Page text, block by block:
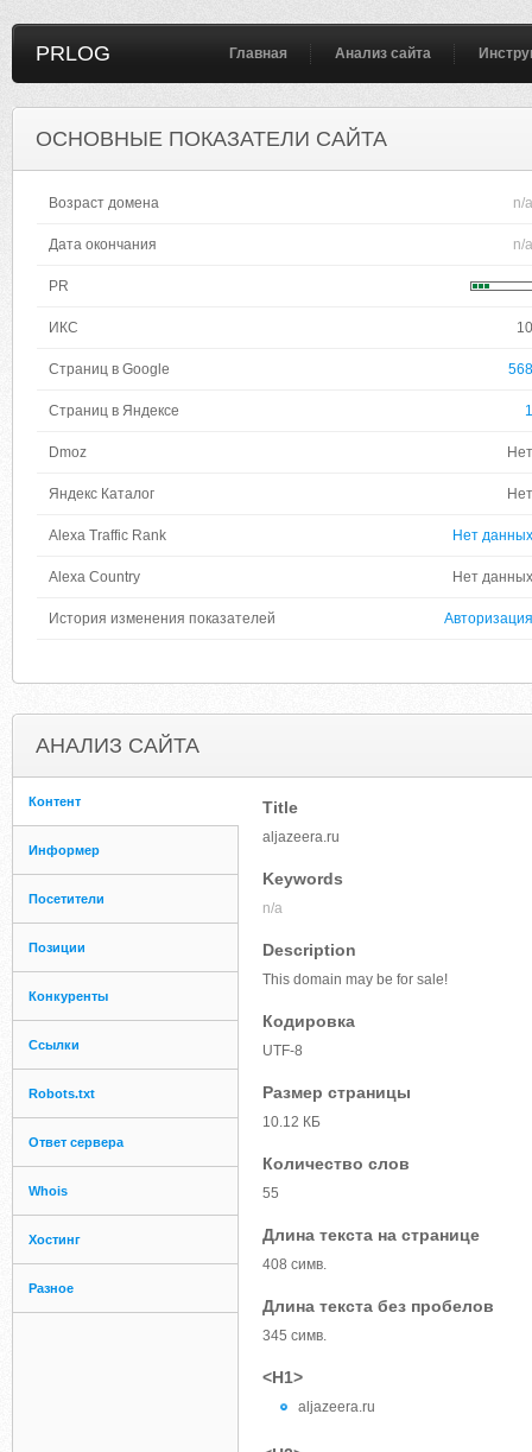
PRLOG Главная Анализ сайта
ОСНОВНЫЕ ПОКАЗАТЕЛИ САЙТА
Возраст домена n/a
Дата окончания n/a
PR
ИКС 10
Страниц в Google 568
Страниц в Яндексе 1
Dmoz Нет
Яндекс Каталог Нет
Alexa Traffic Rank Нет данных
Alexa Country Нет данных
История изменения показателей Авторизация
АНАЛИЗ САЙТА
Контент
Информер
Посетители
Позиции
Конкуренты
Ссылки
Robots.txt
Ответ сервера
Whois
Хостинг
Разное
Title
aljazeera.ru
Keywords
n/a
Description
This domain may be for sale!
Кодировка
UTF-8
Размер страницы
10.12 КБ
Количество слов
55
Длина текста на странице
408 симв.
Длина текста без пробелов
345 симв.
<H1>
aljazeera.ru